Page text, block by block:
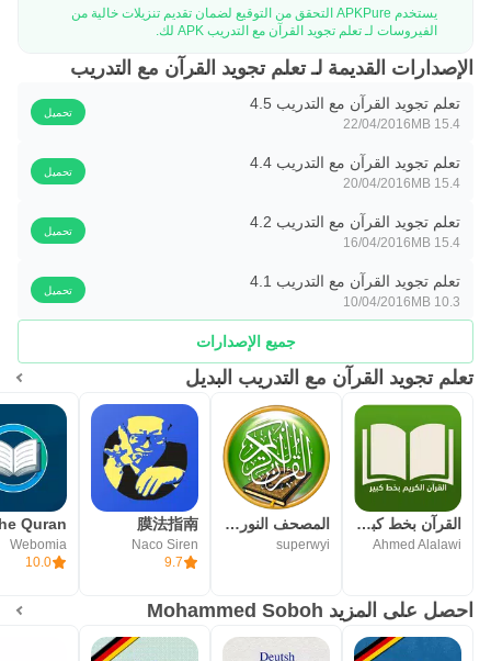
لإضافة اقتراحات تواصل مع المبرمج على البريد الالكتروني من
يستخدم APKPure التحقق من التوقيع لضمان تقديم تنزيلات خالية من
الفيروسات لـ تعلم تجويد القرآن مع التدريب APK لك.
الإصدارات القديمة لـ تعلم تجويد القرآن مع التدريب
تعلم تجويد القرآن مع التدريب 4.5
15.4 MB
22/04/2016
تحميل
تعلم تجويد القرآن مع التدريب 4.4
15.4 MB
20/04/2016
تحميل
تعلم تجويد القرآن مع التدريب 4.2
15.4 MB
16/04/2016
تحميل
تعلم تجويد القرآن مع التدريب 4.1
10.3 MB
10/04/2016
تحميل
جميع الإصدارات
تعلم تجويد القرآن مع التدريب البديل
القرآن بخط كبير وتفسير واستماع
Ahmed Alalawi
المصحف النور - القرآن بخط كبير
superwyi
膜法指南
Naco Siren
9.7
Webomia
10.0
احصل على المزيد Mohammed Soboh